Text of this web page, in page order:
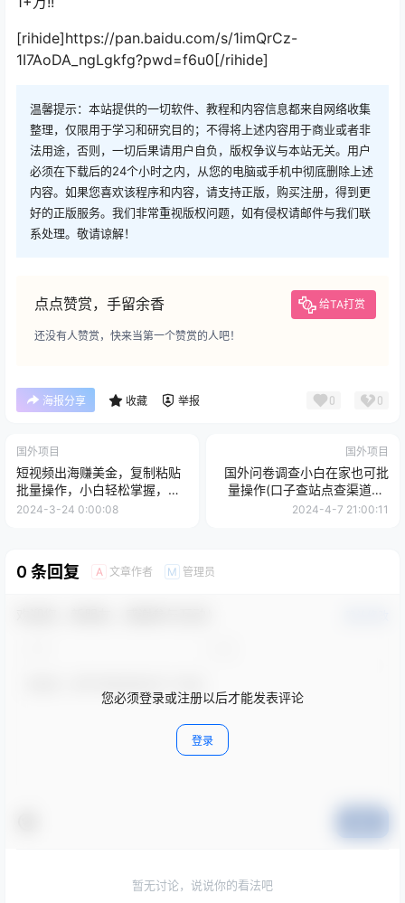
[rihide]https://pan.baidu.com/s/1imQrCz-
1I7AoDA_ngLgkfg?pwd=f6u0[/rihide]
温馨提示：本站提供的一切软件、教程和内容信息都来自网络收集
整理，仅限用于学习和研究目的；不得将上述内容用于商业或者非
法用途，否则，一切后果请用户自负，版权争议与本站无关。用户
必须在下载后的24个小时之内，从您的电脑或手机中彻底删除上述
内容。如果您喜欢该程序和内容，请支持正版，购买注册，得到更
好的正版服务。我们非常重视版权问题，如有侵权请邮件与我们联
系处理。敬请谅解！
点点赞赏，手留余香 给TA打赏
还没有人赞赏，快来当第一个赞赏的人吧！
海报分享 收藏 举报 0 0
国外项目
短视频出海赚美金，复制粘贴
批量操作，小白轻松掌握，月
入4500美刀【揭秘】
2024-3-24 0:00:08
国外项目
国外问卷调查小白在家也可批
量操作(口子查站点查渠道查)
真正的长久稳定项目 日入
2024-4-7 21:00:11
0 条回复 A 文章作者 M 管理员
您必须登录或注册以后才能发表评论
登录
暂无讨论，说说你的看法吧